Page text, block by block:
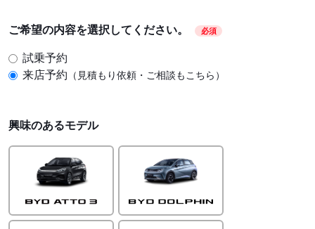
ご希望の内容を選択してください。 必須
試乗予約
来店予約 （見積もり依頼・ご相談もこちら）
興味のあるモデル